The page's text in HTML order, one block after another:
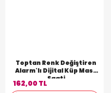
Toptan Renk Değiştiren
Alarm'lı Dijital Küp Masa
Saati
162,00 TL